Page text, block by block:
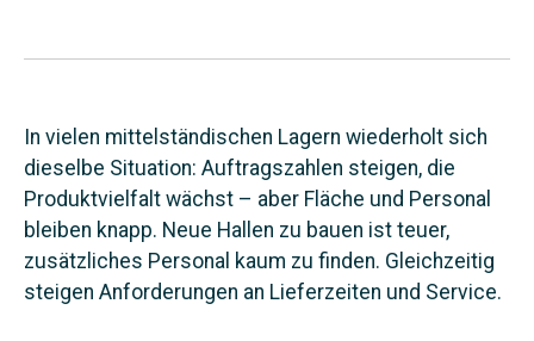
In vielen mittelständischen Lagern wiederholt sich
dieselbe Situation: Auftragszahlen steigen, die
Produktvielfalt wächst – aber Fläche und Personal
bleiben knapp. Neue Hallen zu bauen ist teuer,
zusätzliches Personal kaum zu finden. Gleichzeitig
steigen Anforderungen an Lieferzeiten und Service.